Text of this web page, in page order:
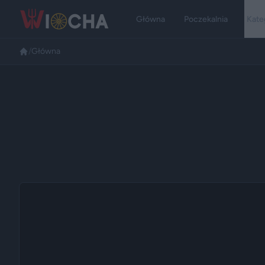
Główna Poczekalnia
Główna